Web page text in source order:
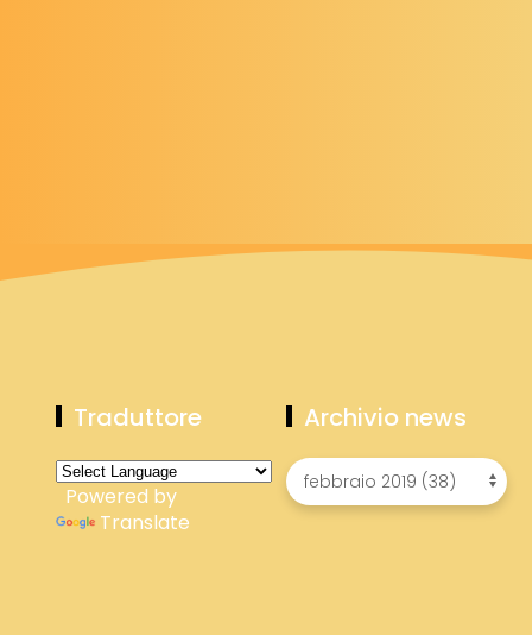
Traduttore
Powered by
Translate
Archivio news